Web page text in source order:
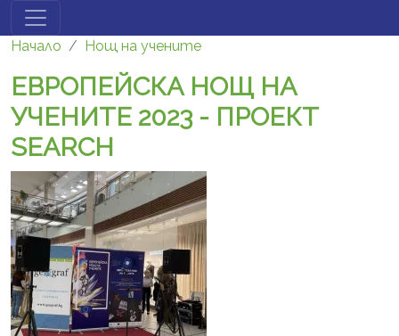
Премини към основното съдържание
Начало Нощ на учените
ЕВРОПЕЙСКА НОЩ НА
УЧЕНИТЕ 2023 - ПРОЕКТ
SEARCH